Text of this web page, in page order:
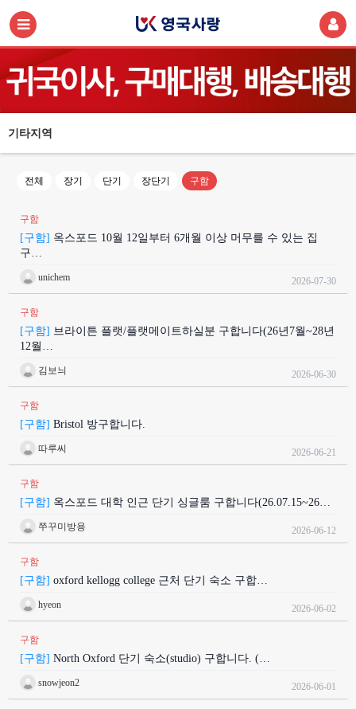
기타지역
전체 장기 단기 장단기 구함
구함
[구함] 옥스포드 10월 12일부터 6개월 이상 머무를 수 있는 집
구…
unichem 2026-07-30
구함
[구함] 브라이튼 플랫/플랫메이트하실분 구합니다(26년7월~28년
12월…
김보늬 2026-06-30
구함
[구함] Bristol 방구합니다.
따루씨 2026-06-21
구함
[구함] 옥스포드 대학 인근 단기 싱글룸 구합니다(26.07.15~26…
쭈꾸미방용 2026-06-12
구함
[구함] oxford kellogg college 근처 단기 숙소 구합…
hyeon 2026-06-02
구함
[구함] North Oxford 단기 숙소(studio) 구합니다. (…
snowjeon2 2026-06-01